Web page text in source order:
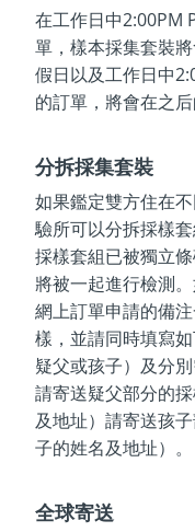
在工作日中2:00PM
單，樣本採集套裝
假日以及工作日中
的訂單，將會在之
分拆採集套裝
如果鑑定雙方住在
驗所可以分拆採樣
採樣套組已被獨立
將被一起進行檢測
網上訂單申請的備
樣，並請同時填寫
疑父或孩子）及分
請寄送疑父部分的
及地址）請寄送孩
子的姓名及地址）。
全球寄送